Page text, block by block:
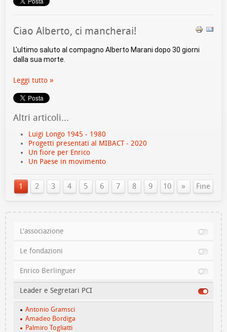
Ciao Alberto, ci mancherai!
L'ultimo saluto al compagno Alberto Marani dopo 30 giorni
dalla sua morte.
Leggi tutto
Altri articoli...
Luigi Longo 1945 - 1980
Progetti presentati al MIBACT - 2020
Un fiore per Enrico
Un Paese in movimento
1 2 3 4 5 6 7 8 9 10 » Fine
L'associazione
Le fondazioni
Enrico Berlinguer
Leader e Segretari PCI
Antonio Gramsci
Amadeo Bordiga
Palmiro Togliatti